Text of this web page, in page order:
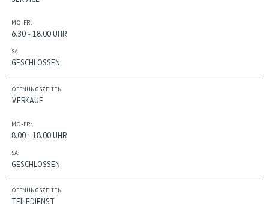
MO-FR:
6.30 - 18.00 UHR
SA:
GESCHLOSSEN
ÖFFNUNGSZEITEN
VERKAUF
MO-FR:
8.00 - 18.00 UHR
SA:
GESCHLOSSEN
ÖFFNUNGSZEITEN
TEILEDIENST